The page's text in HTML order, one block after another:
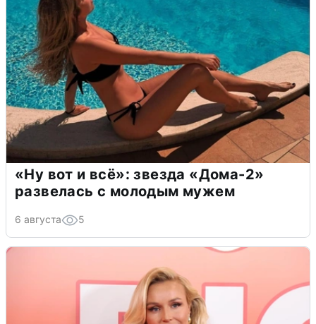
«Ну вот и всё»: звезда «Дома-2»
развелась с молодым мужем
6 августа 5